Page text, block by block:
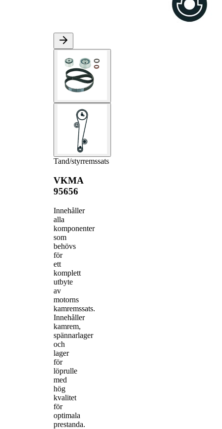
Tand/styrremssats
VKMA
95656
Innehåller
alla
komponenter
som
behövs
för
ett
komplett
utbyte
av
motorns
kamremssats.
Innehåller
kamrem,
spännarlager
och
lager
för
löprulle
med
hög
kvalitet
för
optimala
prestanda.